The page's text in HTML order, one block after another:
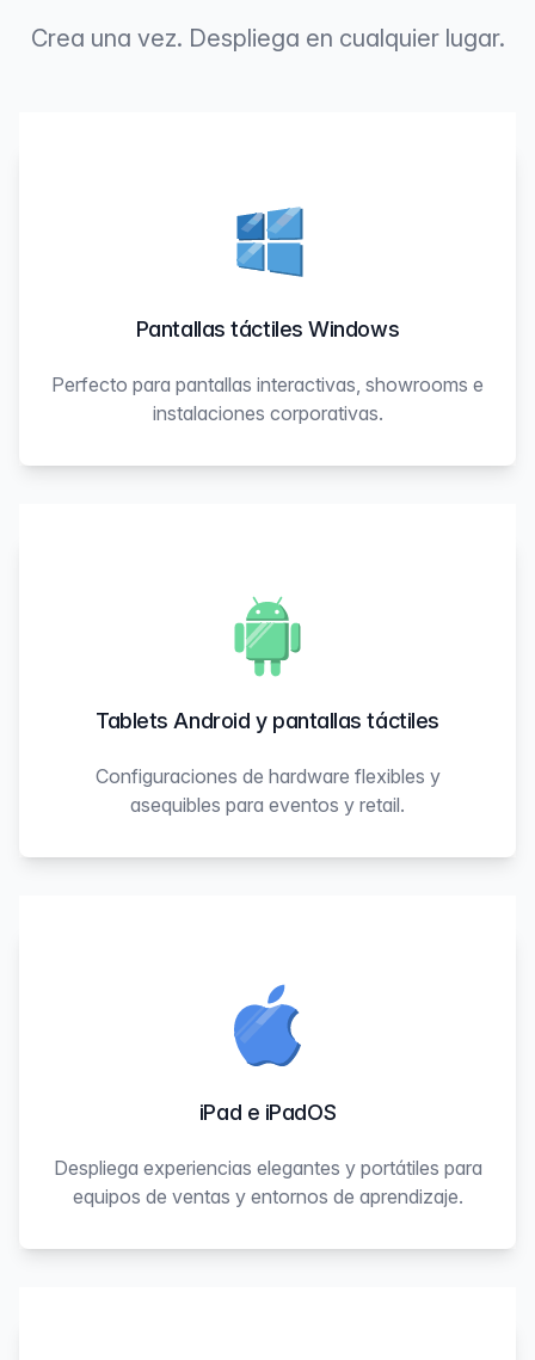
Crea una vez. Despliega en cualquier lugar.
Pantallas táctiles Windows
Perfecto para pantallas interactivas, showrooms e
instalaciones corporativas.
Tablets Android y pantallas táctiles
Configuraciones de hardware flexibles y
asequibles para eventos y retail.
iPad e iPadOS
Despliega experiencias elegantes y portátiles para
equipos de ventas y entornos de aprendizaje.